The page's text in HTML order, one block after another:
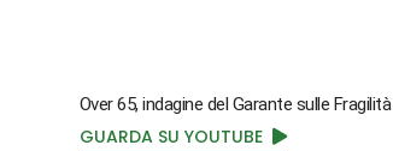
Over 65, indagine del Garante sulle Fragilità
GUARDA SU YOUTUBE